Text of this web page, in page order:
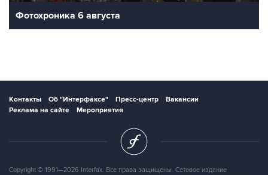
Фотохроника 6 августа
Контакты Об "Интерфаксе" Пресс-центр
Вакансии
Реклама на сайте
Мероприятия
Copyright © 1991—2026 Interfax. Все права защищены. Сетевое издание